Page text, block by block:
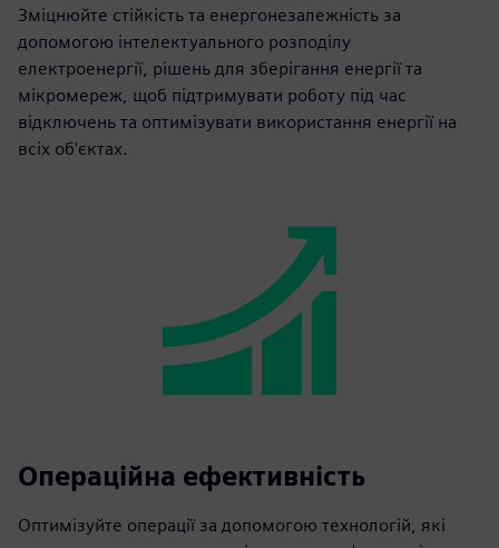
Зміцнюйте стійкість та енергонезалежність за
допомогою інтелектуального розподілу
електроенергії, рішень для зберігання енергії та
мікромереж, щоб підтримувати роботу під час
відключень та оптимізувати використання енергії на
всіх об'єктах.
Операційна ефективність
Оптимізуйте операції за допомогою технологій, які